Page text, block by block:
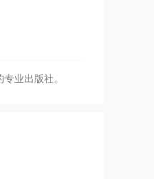
业出版社。